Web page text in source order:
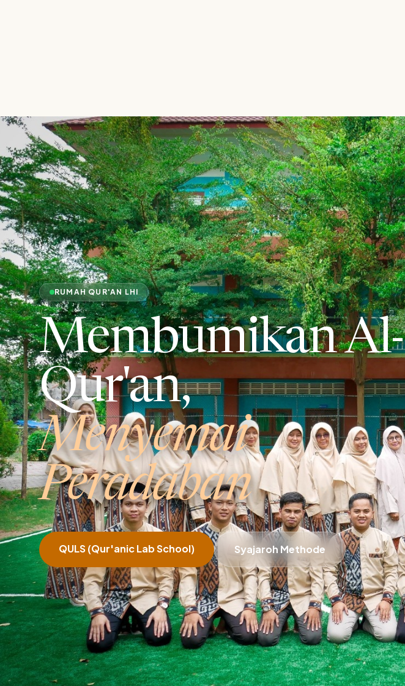
RUMAH QUR'AN LHI
Membumikan Al-
Qur'an,
Menyemai
Peradaban
QULS (Qur'anic Lab School) Syajaroh Methode